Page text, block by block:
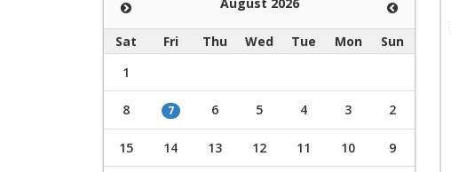
Sun
Mon
Tue
Wed
Thu
Fri
Sat
1
2
3
4
5
6
7
8
9
10
11
12
13
14
15